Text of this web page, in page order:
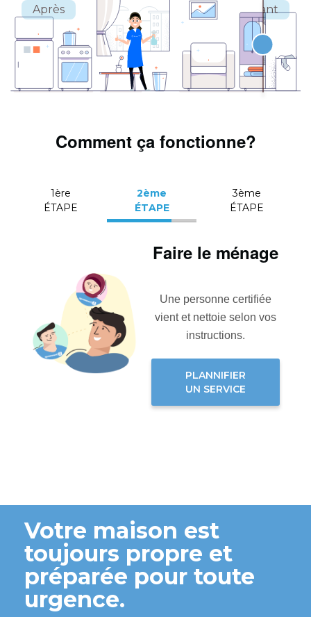
Comment ça fonctionne?
1ère
ÉTAPE
2ème
ÉTAPE
3ème
ÉTAPE
Faire le ménage
Une personne certifiée
vient et nettoie selon vos
instructions.
PLANNIFIER
UN SERVICE
Votre maison est
toujours propre et
préparée pour toute
urgence.